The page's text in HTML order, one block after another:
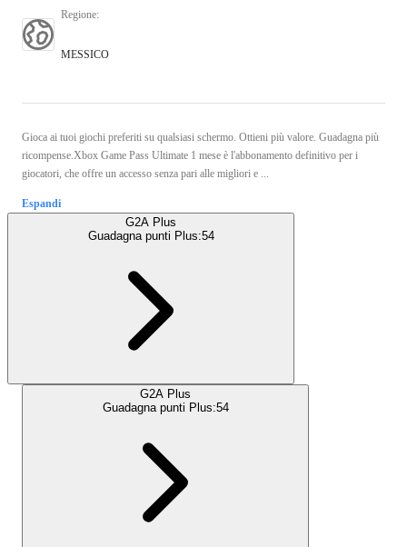
Regione:
MESSICO
Gioca ai tuoi giochi preferiti su qualsiasi schermo. Ottieni più valore. Guadagna più
ricompense.Xbox Game Pass Ultimate 1 mese è l'abbonamento definitivo per i
giocatori, che offre un accesso senza pari alle migliori e ...
Espandi
G2A Plus
Guadagna punti Plus:54
G2A Plus
Guadagna punti Plus:54